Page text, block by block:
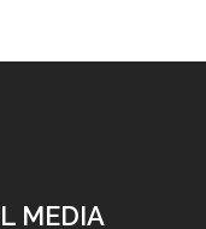
MEDIA